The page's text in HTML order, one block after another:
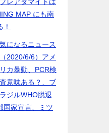
MAP にも南
気になるニュース
（2020/6/6）アメ
リカ暴動、PCR検
査意味ある？、ブ
ラジルWHO脱退
国家宣言、ミツ